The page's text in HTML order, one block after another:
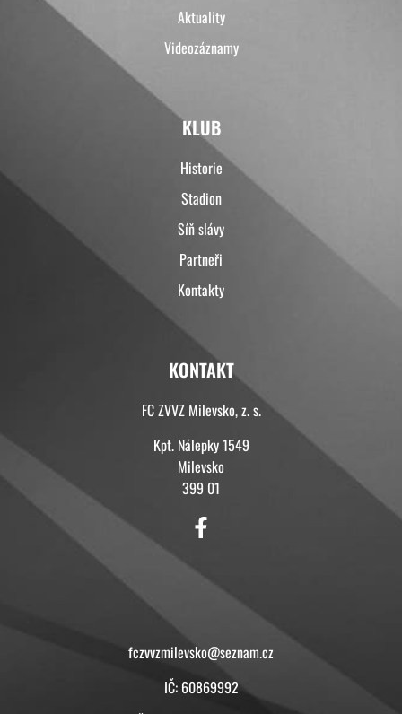
Aktuality
Videozáznamy
KLUB
Historie
Stadion
Síň slávy
Partneři
Kontakty
KONTAKT
FC ZVVZ Milevsko, z. s.
Kpt. Nálepky 1549
Milevsko
399 01
fczvvzmilevsko@seznam.cz
IČ: 60869992